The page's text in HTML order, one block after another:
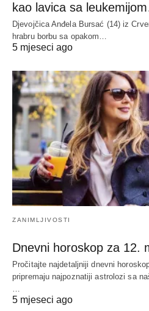
kao lavica sa
Djevojčica Anđela Bursać (14) iz
hrabru borbu sa opakom…
5 mjeseci ago
ZANIMLJIVOSTI
Dnevni horoskop za 12.
Pročitajte najdetaljniji dnevni
pripremaju najpoznatiji astrolozi sa
5 mjeseci ago